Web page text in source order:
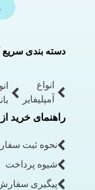
دسته بندی سریع
انواع
آمپلیفایر
انواع
راهنمای خرید
نحوه ثبت
شیوه پرداخت
پیگیری سفارش